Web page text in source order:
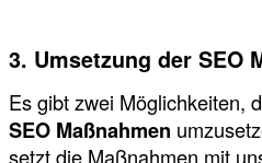
3. Umsetzung der SEO
Es gibt zwei Möglichkeiten,
SEO Maßnahmen
setzt die Maßnahmen mit